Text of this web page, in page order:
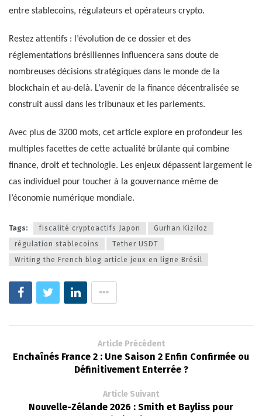
entre stablecoins, régulateurs et opérateurs crypto.
Restez attentifs : l’évolution de ce dossier et des
réglementations brésiliennes influencera sans doute de
nombreuses décisions stratégiques dans le monde de la
blockchain et au-delà. L’avenir de la finance décentralisée se
construit aussi dans les tribunaux et les parlements.
Avec plus de 3200 mots, cet article explore en profondeur les
multiples facettes de cette actualité brûlante qui combine
finance, droit et technologie. Les enjeux dépassent largement le
cas individuel pour toucher à la gouvernance même de
l’économie numérique mondiale.
Tags: fiscalité cryptoactifs Japon
Gurhan Kiziloz
régulation stablecoins
Tether USDT
Writing the French blog article jeux en ligne Brésil
Article Précédent
Enchaînés France 2 : Une Saison 2 Enfin Confirmée ou
Définitivement Enterrée ?
Article Suivant
Nouvelle-Zélande 2026 : Smith et Bayliss pour